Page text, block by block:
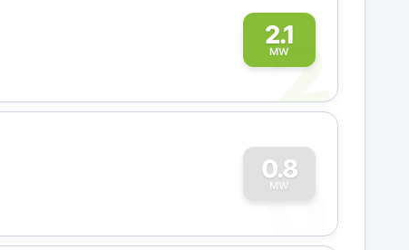
2.1
MW
2
0.8
MW
0